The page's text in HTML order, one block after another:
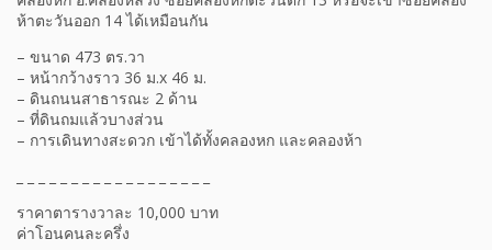
ห้าตะวันออก 14 ได้เหมือนกัน
– ขนาด 473 ตร.วา
– หน้ากว้างราว 36 ม.x 46 ม.
– ดินถนนสาธารณะ 2 ด้าน
– ที่ดินถมแล้วบางส่วน
– การเดินทางสะดวก เข้าได้ทั้งคลองหก และคลองห้า
ราคาตารางวาละ 10,000 บาท
ค่าโอนคนละครึ่ง